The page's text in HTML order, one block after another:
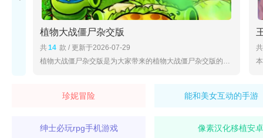
植物大战僵尸杂交版
共14 款 / 更新于2026-07-29
植物大战僵尸杂交版是为大家带来的植物大战僵尸杂交版的版本大全。这里包含了植物大战僵尸杂交版免费下载、植物大战僵尸杂交版手机下载等内容。还有同类型的游戏推荐！
2.不要开全屏模式
共
珍妮冒险 能和美女互动的手游
绅士必玩rpg手机游戏 像素汉化移植安